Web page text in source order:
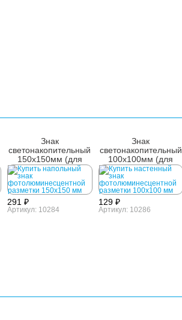
Знак
светонакопительный
150х150мм (для
пола)
291 ₽
Артикул: 10284
Знак
светонакопительный
100х100мм (для
стен)
129 ₽
Артикул: 10286